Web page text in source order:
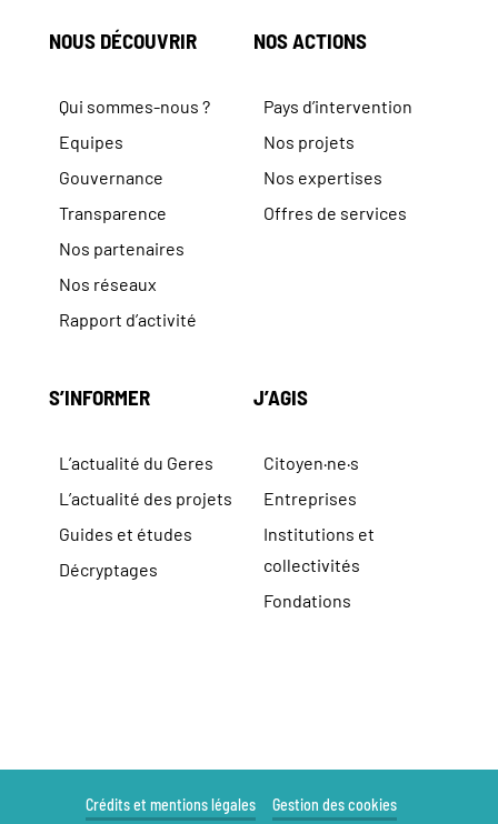
NOUS DÉCOUVRIR
Qui sommes-nous ?
Equipes
Gouvernance
Transparence
Nos partenaires
Nos réseaux
Rapport d’activité
NOS ACTIONS
Pays d’intervention
Nos projets
Nos expertises
Offres de services
S’INFORMER
L’actualité du Geres
L’actualité des projets
Guides et études
Décryptages
J’AGIS
Citoyen·ne·s
Entreprises
Institutions et
collectivités
Fondations
Crédits et mentions légales Gestion des cookies